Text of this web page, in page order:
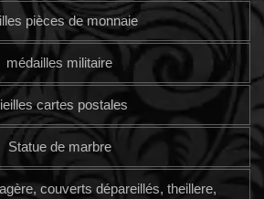
pièces de monnaie
médailles militaire
cartes postales
Statue de marbre
couverts dépareillés, theillere,